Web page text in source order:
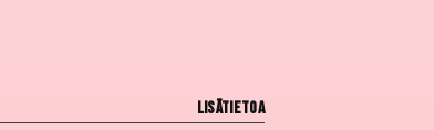
Lisätietoa